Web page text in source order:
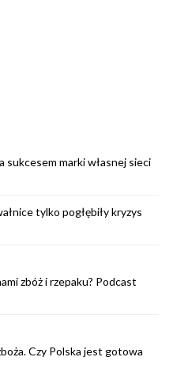
sukcesem marki własnej sieci
tylko pogłębiły kryzys
zbóż i rzepaku? Podcast
Czy Polska jest gotowa